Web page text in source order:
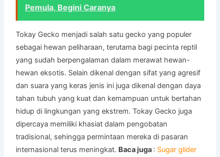
Pemula, Begini Caranya
Tokay Gecko menjadi salah satu gecko yang populer
sebagai hewan peliharaan, terutama bagi pecinta reptil
yang sudah berpengalaman dalam merawat hewan-
hewan eksotis. Selain dikenal dengan sifat yang agresif
dan suara yang keras jenis ini juga dikenal dengan daya
tahan tubuh yang kuat dan kemampuan untuk bertahan
hidup di lingkungan yang ekstrem. Tokay Gecko juga
dipercaya memiliki khasiat dalam pengobatan
tradisional, sehingga permintaan mereka di pasaran
internasional terus meningkat. Baca juga : Sugar glider